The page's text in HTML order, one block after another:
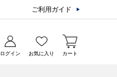
ご利用ガイド
ログイン お気に入り カート